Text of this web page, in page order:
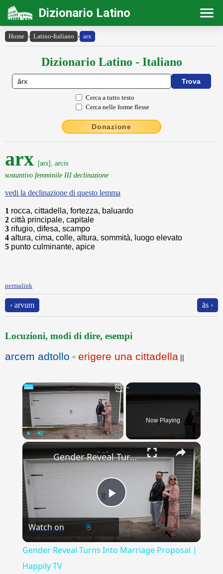
Dizionario Latino
Home › Latino-Italiano › arx
Dizionario Latino - Italiano
Cerca a tutto testo
Cerca nelle forme flesse
Donazione
arx [arx], arcis
sostantivo femminile III declinazione
vedi la declinazione di questo lemma
1 rocca, cittadella, fortezza, baluardo
2 città principale, capitale
3 rifugio, difesa, scampo
4 altura, cima, colle, altura, sommità, luogo elevato
5 punto culminante, apice
permalink
‹ arvum ās ›
Locuzioni, modi di dire, esempi
arcem adtollo = erigere una cittadella ||
×
Play Unmute
Now Playing
×
Play
Video
Gender Reveal Turns Into Marriage Proposal | Happily TV
Watch on
Gender Reveal Turns Into Marriage Proposal |
Happily TV